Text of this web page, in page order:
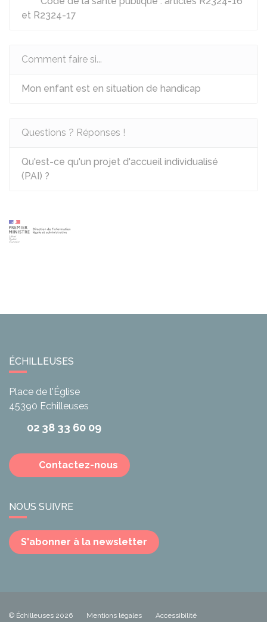
et R2324-17
Comment faire si...
Mon enfant est en situation de handicap
Questions ? Réponses !
Qu'est-ce qu'un projet d'accueil individualisé
(PAI) ?
ÉCHILLEUSES
Place de l'Église
45390 Echilleuses
02 38 33 60 09
Contactez-nous
NOUS SUIVRE
S'abonner à la newsletter
© Échilleuses 2026 Mentions légales Accessibilité